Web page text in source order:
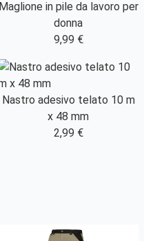
Maglione in pile da lavoro per
donna
9,99 €
Nastro adesivo telato 10 m
x 48 mm
2,99 €